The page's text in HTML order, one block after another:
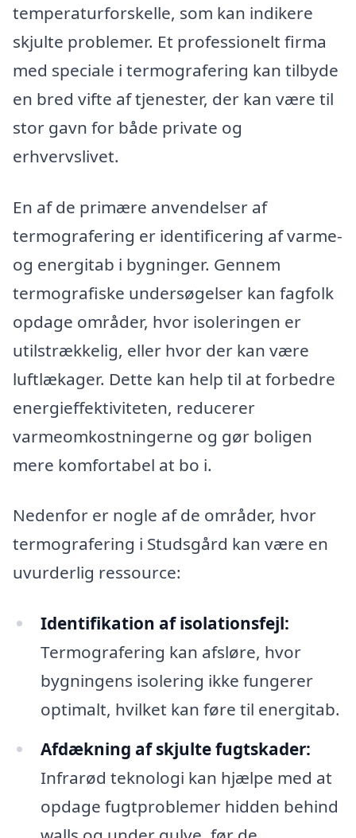
temperaturforskelle, som kan indikere
skjulte problemer. Et professionelt firma
med speciale i termografering kan tilbyde
en bred vifte af tjenester, der kan være til
stor gavn for både private og
erhvervslivet.
En af de primære anvendelser af
termografering er identificering af varme-
og energitab i bygninger. Gennem
termografiske undersøgelser kan fagfolk
opdage områder, hvor isoleringen er
utilstrækkelig, eller hvor der kan være
luftlækager. Dette kan help til at forbedre
energieffektiviteten, reducerer
varmeomkostningerne og gør boligen
mere komfortabel at bo i.
Nedenfor er nogle af de områder, hvor
termografering i Studsgård kan være en
uvurderlig ressource:
Identifikation af isolationsfejl:
Termografering kan afsløre, hvor
bygningens isolering ikke fungerer
optimalt, hvilket kan føre til energitab.
Afdækning af skjulte fugtskader:
Infrarød teknologi kan hjælpe med at
opdage fugtproblemer hidden behind